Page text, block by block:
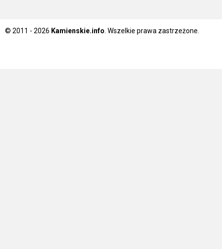
© 2011 - 2026 Kamienskie.info. Wszelkie prawa zastrzeżone.